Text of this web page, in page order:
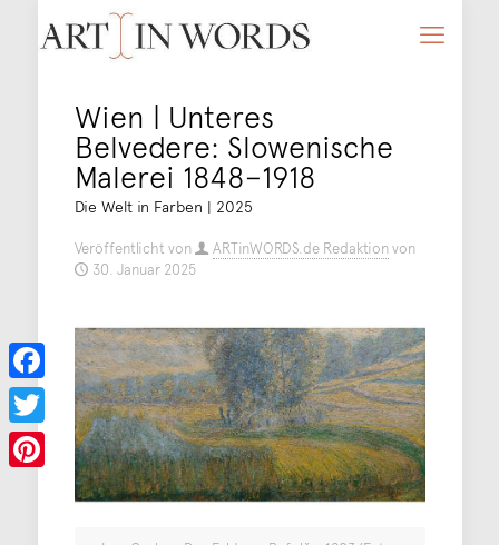
Wien | Unteres
Belvedere: Slowenische
Malerei 1848−1918
Die Welt in Farben | 2025
Veröffentlicht von ARTinWORDS.de Redaktionvon
30. Januar 2025
Facebook
Twitter